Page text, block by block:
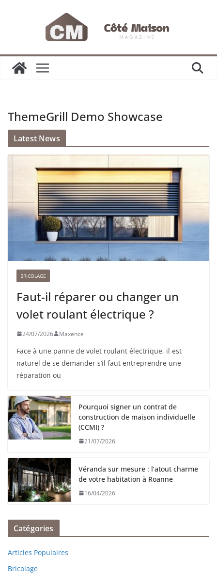
ThemeGrill Demo Showcase
Latest News
BRICOLAGE
Faut-il réparer ou changer un
volet roulant électrique ?
24/07/2026 Maxence
Face à une panne de volet roulant électrique, il est
naturel de se demander s’il faut entreprendre une
réparation ou
Pourquoi signer un contrat de
construction de maison individuelle
(CCMI) ?
21/07/2026
Véranda sur mesure : l’atout charme
de votre habitation à Roanne
16/04/2026
Catégories
Articles Populaires
Bricolage